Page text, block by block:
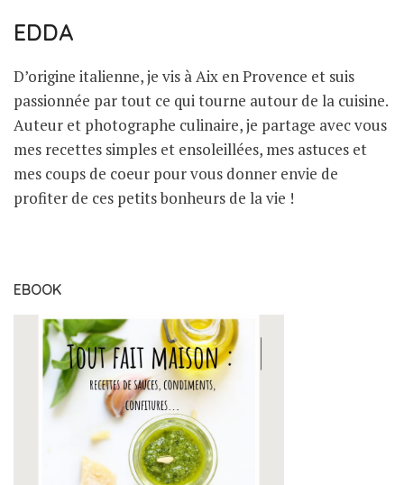
EDDA
D’origine italienne, je vis à Aix en Provence et suis
passionnée par tout ce qui tourne autour de la cuisine.
Auteur et photographe culinaire, je partage avec vous
mes recettes simples et ensoleillées, mes astuces et
mes coups de coeur pour vous donner envie de
profiter de ces petits bonheurs de la vie !
EBOOK